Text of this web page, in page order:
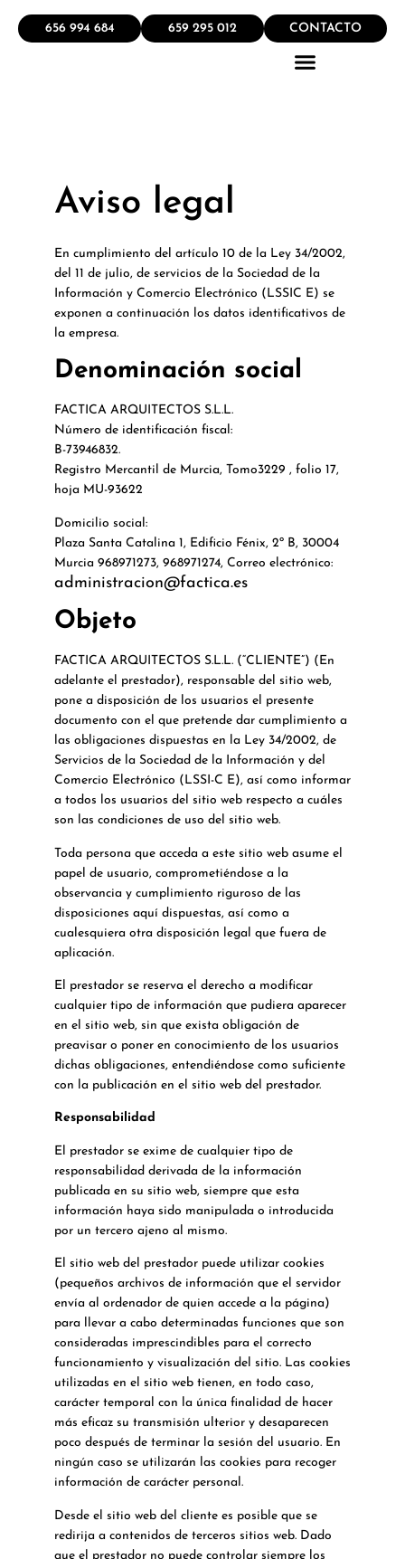
656 994 684 659 295 012 CONTACTO
Aviso legal
En cumplimiento del artículo 10 de la Ley 34/2002,
del 11 de julio, de servicios de la Sociedad de la
Información y Comercio Electrónico (LSSIC E) se
exponen a continuación los datos identificativos de
la empresa.
Denominación social
FACTICA ARQUITECTOS S.L.L.
Número de identificación fiscal:
B-73946832.
Registro Mercantil de Murcia, Tomo3229 , folio 17,
hoja MU-93622
Domicilio social:
Plaza Santa Catalina 1, Edificio Fénix, 2º B, 30004
Murcia 968971273, 968971274, Correo electrónico:
administracion@factica.es
Objeto
FACTICA ARQUITECTOS S.L.L. (“CLIENTE”) (En
adelante el prestador), responsable del sitio web,
pone a disposición de los usuarios el presente
documento con el que pretende dar cumplimiento a
las obligaciones dispuestas en la Ley 34/2002, de
Servicios de la Sociedad de la Información y del
Comercio Electrónico (LSSI-C E), así como informar
a todos los usuarios del sitio web respecto a cuáles
son las condiciones de uso del sitio web.
Toda persona que acceda a este sitio web asume el
papel de usuario, comprometiéndose a la
observancia y cumplimiento riguroso de las
disposiciones aquí dispuestas, así como a
cualesquiera otra disposición legal que fuera de
aplicación.
El prestador se reserva el derecho a modificar
cualquier tipo de información que pudiera aparecer
en el sitio web, sin que exista obligación de
preavisar o poner en conocimiento de los usuarios
dichas obligaciones, entendiéndose como suficiente
con la publicación en el sitio web del prestador.
Responsabilidad
El prestador se exime de cualquier tipo de
responsabilidad derivada de la información
publicada en su sitio web, siempre que esta
información haya sido manipulada o introducida
por un tercero ajeno al mismo.
El sitio web del prestador puede utilizar cookies
(pequeños archivos de información que el servidor
envía al ordenador de quien accede a la página)
para llevar a cabo determinadas funciones que son
consideradas imprescindibles para el correcto
funcionamiento y visualización del sitio. Las cookies
utilizadas en el sitio web tienen, en todo caso,
carácter temporal con la única finalidad de hacer
más eficaz su transmisión ulterior y desaparecen
poco después de terminar la sesión del usuario. En
ningún caso se utilizarán las cookies para recoger
información de carácter personal.
Desde el sitio web del cliente es posible que se
redirija a contenidos de terceros sitios web. Dado
que el prestador no puede controlar siempre los